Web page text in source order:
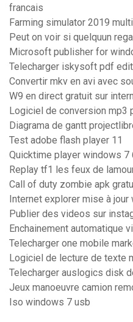
francais
Farming simulator 2019
Peut on voir si quelquun
Microsoft publisher for
Telecharger iskysoft pdf
Convertir mkv en avi avec
W9 en direct gratuit sur
Logiciel de conversion mp3
Diagrama de gantt
Test adobe flash player 11
Quicktime player windows 7
Replay tf1 les feux de
Call of duty zombie apk
Internet explorer mise à jour
Publier des videos sur
Enchainement automatique
Telecharger one mobile
Logiciel de lecture de texte
Telecharger auslogics disk
Jeux manoeuvre camion
Iso windows 7 usb